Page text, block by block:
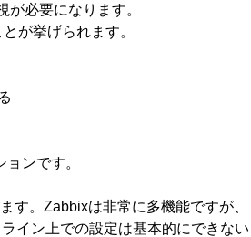
必要になります。
が挙げられます。
ンです。
す。Zabbixは非常に多機能ですが、
イン上での設定は基本的にできない